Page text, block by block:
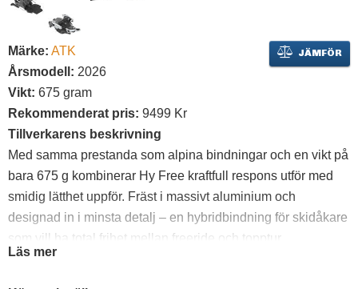
JÄMFÖR
Märke: ATK
Årsmodell: 2026
Vikt: 675 gram
Rekommenderat pris: 9499 Kr
Tillverkarens beskrivning
Med samma prestanda som alpina bindningar och en vikt på
bara 675 g kombinerar Hy Free kraftfull respons utför med
smidig lätthet uppför. Fräst i massivt aluminium och
designad in i minsta detalj – en hybridbindning för skidåkare
som vill ha total frihet mellan freeride och topptur.
• Alpin prestanda – samma precision och kontroll som
Läs mer